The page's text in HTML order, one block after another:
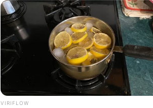
Αγαπητοί
μπορούμε να
Υποστήριξέ
“DONATE”
VIRIFLOW